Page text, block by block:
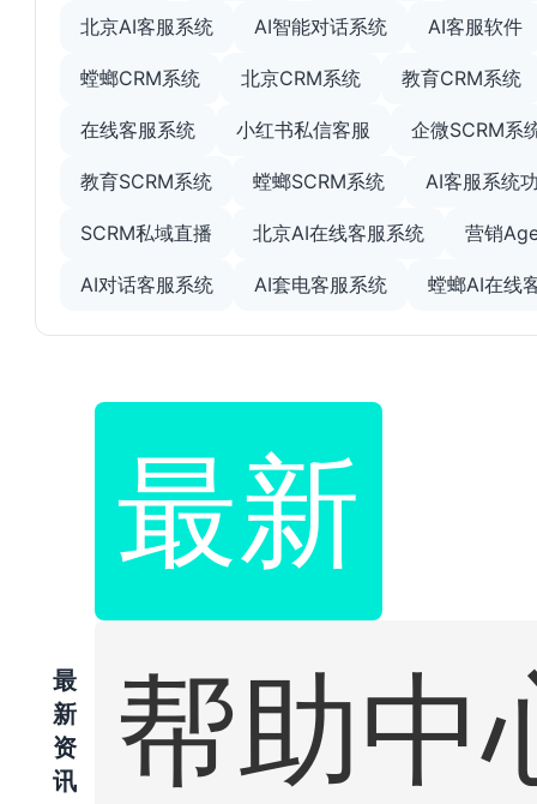
最
新
资
讯
最新
帮助中
北京AI客服系统 AI智能对话系统 AI客服软件
螳螂CRM系统 北京CRM系统 教育CRM系统
在线客服系统 小红书私信客服 企微SCRM系
教育SCRM系统 螳螂SCRM系统 AI客服系统
SCRM私域直播 北京AI在线客服系统 营销
AI对话客服系统 AI套电客服系统 螳螂AI在线